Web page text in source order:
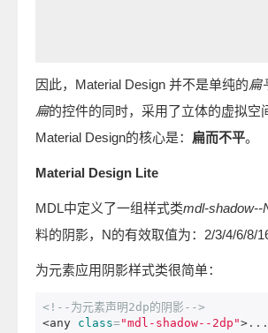
因此，Material Design 并不是单纯的扁
扁的控件的同时，采用了立体的虚拟空
Material Design的核心是： 扁而不平。
Material Design Lite
MDL中定义了一组样式类mdl-shadow--
料的阴影，N的有效取值为：2/3/4/6/8/16
为元素应用阴影样式类很简单：
<!--为元素声明2dp的阴影-->
<any class="mdl-shadow--2dp"> ...